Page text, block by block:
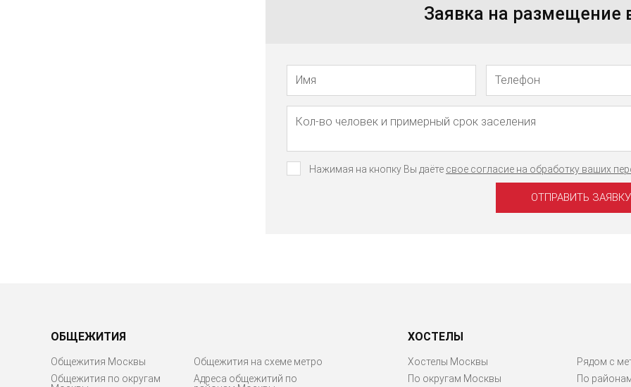
Заявка на размещение
Нажимая на кнопку Вы даёте свое согласие на обработку ваших
ОБЩЕЖИТИЯ
Общежития Москвы
Общежития на схеме метро
Общежития по округам
Адреса общежитий по
ХОСТЕЛЫ
Хостелы Москвы
По округам Москвы
Рядом с
По